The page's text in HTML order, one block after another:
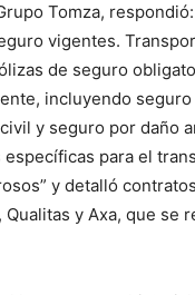
Tomza,
vigentes.
de seguro
incluyendo seguro
y seguro por daño
para el
y detalló
y Axa, que se